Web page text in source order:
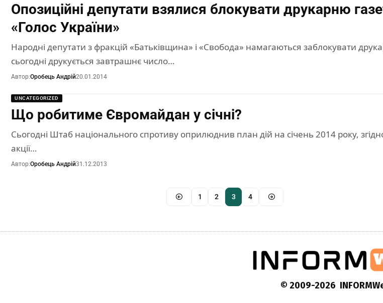
Опозиційні депутати взялися блокувати друкарню
«Голос України»
Народні депутати з фракцій «Батьківщина» і «Свобода» намагаються заблокувати
сьогодні друкується завтрашнє число…
Автор:Оробець Андрій20.01.2014
UNCATEGORIZED
Що робитиме Євромайдан у січні?
Сьогодні Штаб національного спротиву оприлюднив план дій на січень 2014 року,
акції…
Автор:Оробець Андрій31.12.2013
1 2 3 4
© 2009-2026